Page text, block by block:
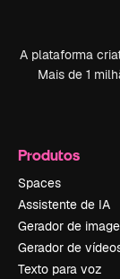
A plataforma
Mais de 1
Produtos
Spaces
Assistente de IA
Gerador de
Gerador de
Texto para voz